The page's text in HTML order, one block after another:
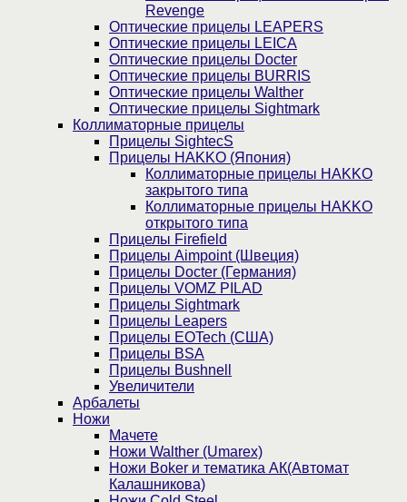
Revenge
Оптические прицелы LEAPERS
Оптические прицелы LEICA
Оптические прицелы Docter
Оптические прицелы BURRIS
Оптические прицелы Walther
Оптические прицелы Sightmark
Коллиматорные прицелы
Прицелы SightecS
Прицелы HAKKO (Япония)
Коллиматорные прицелы HAKKO
закрытого типа
Коллиматорные прицелы HAKKO
открытого типа
Прицелы Firefield
Прицелы Aimpoint (Швеция)
Прицелы Docter (Германия)
Прицелы VOMZ PILAD
Прицелы Sightmark
Прицелы Leapers
Прицелы EOTech (США)
Прицелы BSA
Прицелы Bushnell
Увеличители
Арбалеты
Ножи
Мачете
Ножи Walther (Umarex)
Ножи Boker и тематика АК(Автомат
Калашникова)